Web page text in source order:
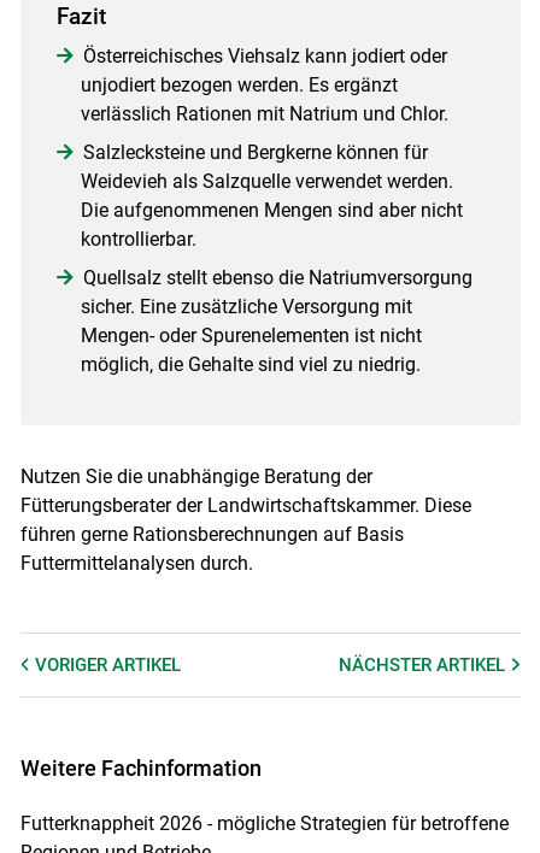
Fazit
Österreichisches Viehsalz kann jodiert oder
unjodiert bezogen werden. Es ergänzt
verlässlich Rationen mit Natrium und Chlor.
Salzlecksteine und Bergkerne können für
Weidevieh als Salzquelle verwendet werden.
Die aufgenommenen Mengen sind aber nicht
kontrollierbar.
Quellsalz stellt ebenso die Natriumversorgung
sicher. Eine zusätzliche Versorgung mit
Mengen- oder Spurenelementen ist nicht
möglich, die Gehalte sind viel zu niedrig.
Nutzen Sie die unabhängige Beratung der
Fütterungsberater der Landwirtschaftskammer. Diese
führen gerne Rationsberechnungen auf Basis
Futtermittelanalysen durch.
VORIGER ARTIKEL NÄCHSTERARTIKEL
Weitere Fachinformation
Futterknappheit 2026 - mögliche Strategien für betroffene